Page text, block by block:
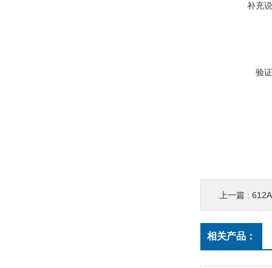
补充
验
上一篇 :
相关产品：